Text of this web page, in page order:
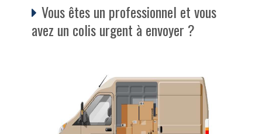
Vous êtes un professionnel et vous
avez un colis urgent à envoyer ?